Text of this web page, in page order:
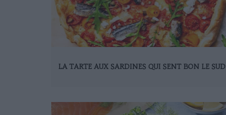
LA TARTE AUX SARDINES QUI SENT BON LE SUD